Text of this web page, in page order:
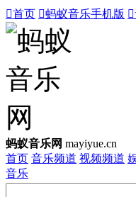
首页 蚂蚁音乐手机版 
蚂蚁音乐网 mayiyue.cn
首页 音乐频道 视频频道
音乐